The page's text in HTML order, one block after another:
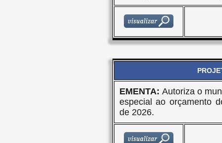
EMENTA: Autoriza o
especial ao orçamento
de 2026.